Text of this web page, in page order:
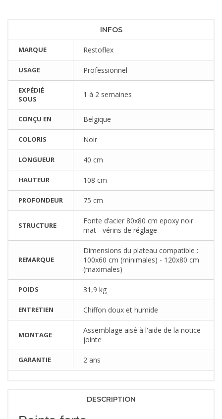
INFOS
MARQUE Restoflex
USAGE Professionnel
EXPÉDIÉ
SOUS
1 à 2 semaines
CONÇU EN Belgique
COLORIS Noir
LONGUEUR 40 cm
HAUTEUR 108 cm
PROFONDEUR 75 cm
STRUCTURE
Fonte d’acier 80x80 cm epoxy noir
mat - vérins de réglage
REMARQUE
Dimensions du plateau compatible :
100x60 cm (minimales) - 120x80 cm
(maximales)
POIDS 31,9 kg
ENTRETIEN Chiffon doux et humide
MONTAGE
Assemblage aisé à l'aide de la notice
jointe
GARANTIE 2 ans
DESCRIPTION